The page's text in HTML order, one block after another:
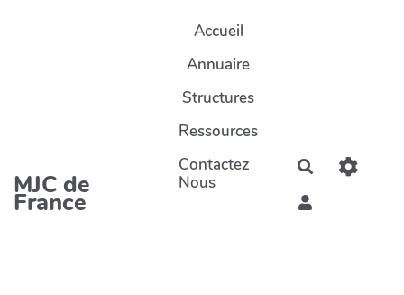
MJC de
France
Accueil
Annuaire
Structures
Ressources
Contactez
Nous
Rechercher